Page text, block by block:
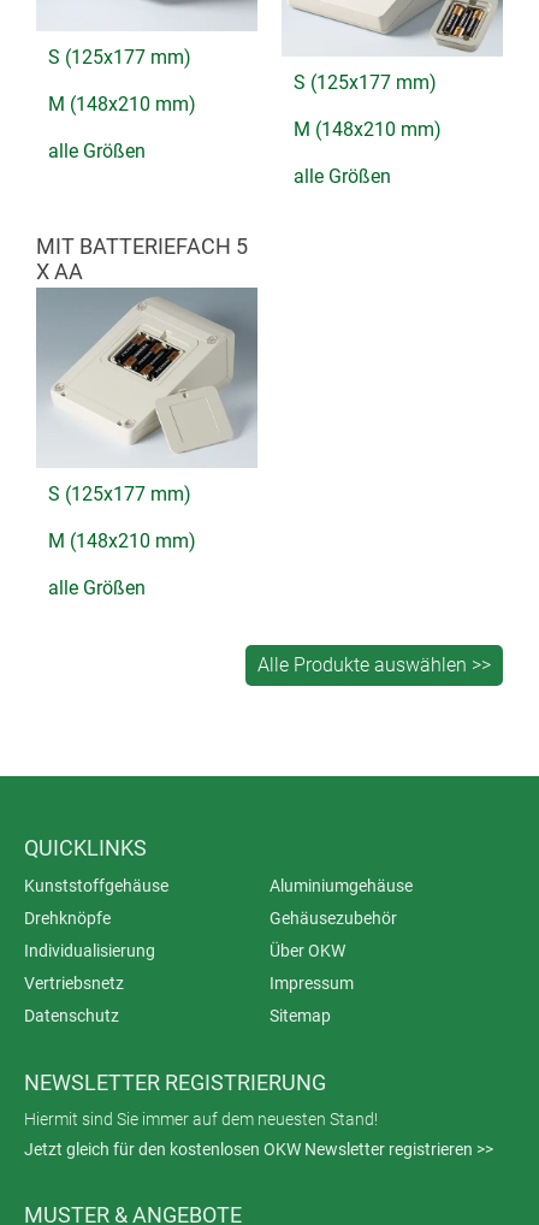
S (125x177 mm)
M (148x210 mm)
alle Größen
S (125x177 mm)
M (148x210 mm)
alle Größen
MIT BATTERIEFACH 5
X AA
S (125x177 mm)
M (148x210 mm)
alle Größen
QUICKLINKS
Kunststoffgehäuse
Aluminiumgehäuse
Drehknöpfe
Gehäusezubehör
Individualisierung
Über OKW
Vertriebsnetz
Impressum
Datenschutz
Sitemap
NEWSLETTER REGISTRIERUNG
Hiermit sind Sie immer auf dem neuesten Stand!
Jetzt gleich für den kostenlosen OKW Newsletter registrieren >>
MUSTER & ANGEBOTE